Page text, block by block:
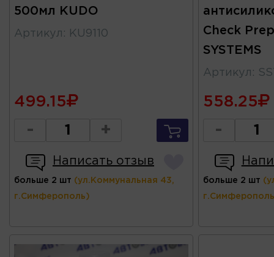
500мл KUDO
Артикул : KU9110
499.15
- +
Написать отзыв
больше 2 шт (ул.Коммунальная 43,
г.Симферополь)
Check
SYSTEMS
Артикул :
558.25
-
больше 2 шт